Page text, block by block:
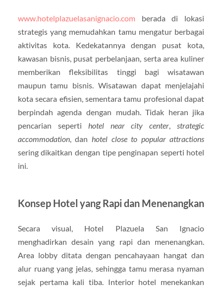
www.hotelplazuelasanignacio.com berada di lokasi
strategis yang memudahkan tamu mengatur berbagai
aktivitas kota. Kedekatannya dengan pusat kota,
kawasan bisnis, pusat perbelanjaan, serta area kuliner
memberikan fleksibilitas tinggi bagi wisatawan
maupun tamu bisnis. Wisatawan dapat menjelajahi
kota secara efisien, sementara tamu profesional dapat
berpindah agenda dengan mudah. Tidak heran jika
pencarian seperti hotel near city center,strategic
accommodation, dan hotel close to popular attractions
sering dikaitkan dengan tipe penginapan seperti hotel
ini.
Konsep Hotel yang Rapi dan Menenangkan
Secara visual, Hotel Plazuela San Ignacio
menghadirkan desain yang rapi dan menenangkan.
Area lobby ditata dengan pencahayaan hangat dan
alur ruang yang jelas, sehingga tamu merasa nyaman
sejak pertama kali tiba. Interior hotel menekankan